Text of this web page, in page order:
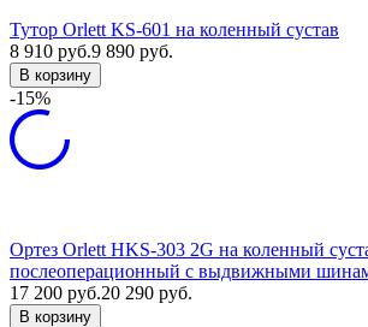
Тутор Orlett KS-601 на коленный сустав
8 910 руб.9 890 руб.
В корзину
-15%
Ортез Orlett HKS-303 2G на коленный
послеоперационный с выдвижными
17 200 руб.20 290 руб.
В корзину